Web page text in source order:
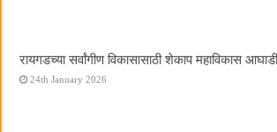
रायगडच्या सर्वांगीण विकासासाठी शेकाप महाविकास
24th January 2026